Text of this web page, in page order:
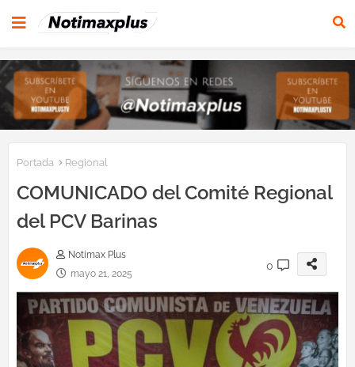
Portada Regional
COMUNICADO del Comité Regional
del PCV Barinas
Notimax Plus
mayo 21, 2025
0